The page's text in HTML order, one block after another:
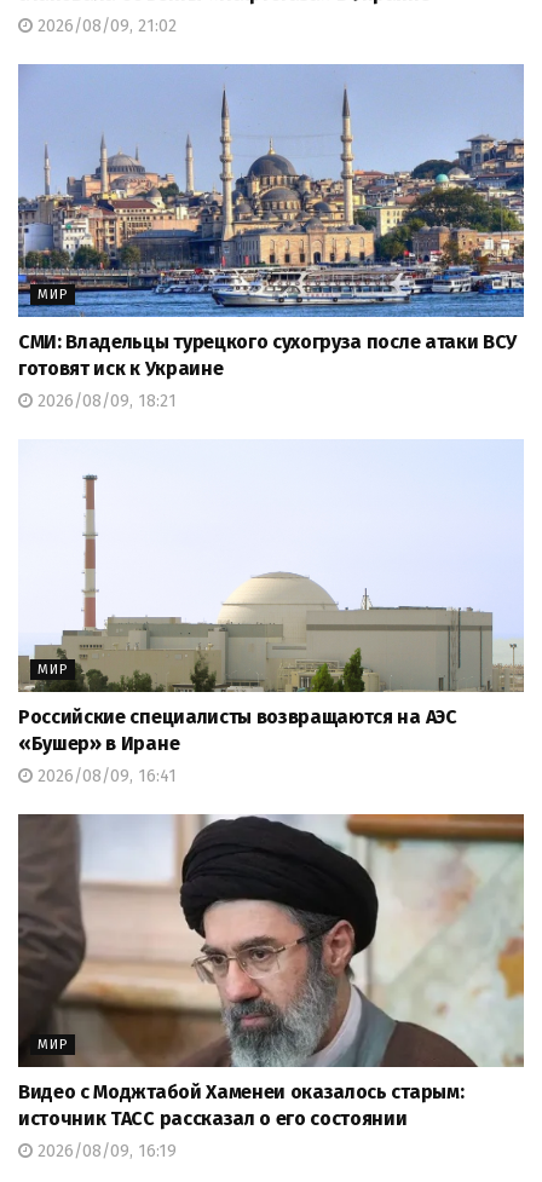
2026/08/09, 21:02
МИР
СМИ: Владельцы турецкого сухогруза после атаки ВСУ
готовят иск к Украине
2026/08/09, 18:21
МИР
Российские специалисты возвращаются на АЭС
«Бушер» в Иране
2026/08/09, 16:41
МИР
Видео с Моджтабой Хаменеи оказалось старым:
источник ТАСС рассказал о его состоянии
2026/08/09, 16:19